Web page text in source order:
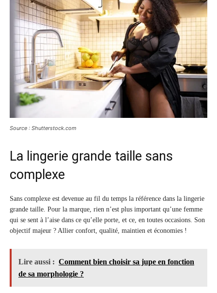
Source : Shutterstock.com
La lingerie grande taille sans
complexe
Sans complexe est devenue au fil du temps la référence dans la lingerie
grande taille. Pour la marque, rien n’est plus important qu’une femme
qui se sent à l’aise dans ce qu’elle porte, et ce, en toutes occasions. Son
objectif majeur ? Allier confort, qualité, maintien et économies !
Lire aussi : Comment bien choisir sa jupe en fonction
de sa morphologie ?